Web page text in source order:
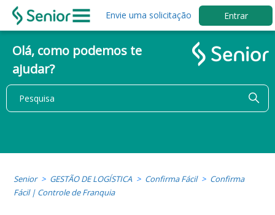
Envie uma solicitação Entrar
Olá, como podemos te
ajudar?
Senior GESTÃO DE LOGÍSTICA Confirma Fácil
Confirma
Fácil | Controle de Franquia